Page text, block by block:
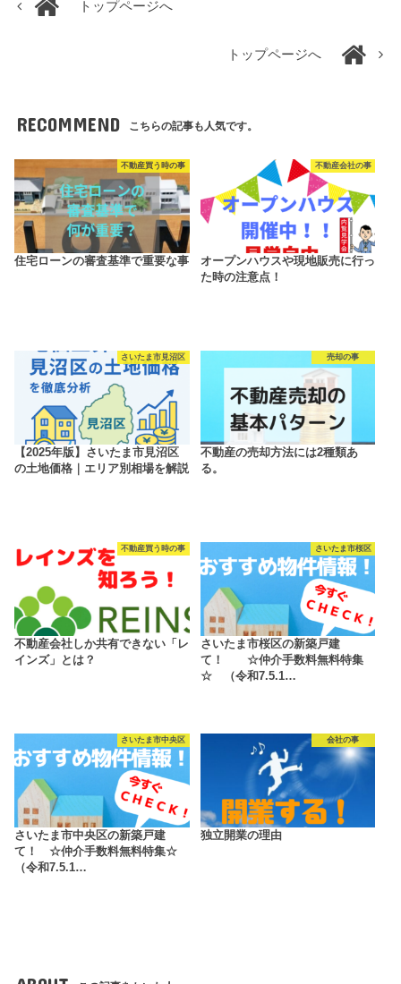
トップページへ
トップページへ
RECOMMEND こちらの記事も人気です。
不動産買う時の事
住宅ローンの審査基準で重要な事
不動産会社の事
オープンハウスや現地販売に行っ
た時の注意点！
さいたま市見沼区
【2025年版】さいたま市見沼区
の土地価格｜エリア別相場を解説
売却の事
不動産の売却方法には2種類あ
る。
不動産買う時の事
不動産会社しか共有できない「レ
インズ」とは？
さいたま市桜区
さいたま市桜区の新築戸建
て！ ☆仲介手数料無料特集
☆ （令和7.5.1…
さいたま市中央区
さいたま市中央区の新築戸建
て！ ☆仲介手数料無料特集☆
（令和7.5.1…
会社の事
独立開業の理由